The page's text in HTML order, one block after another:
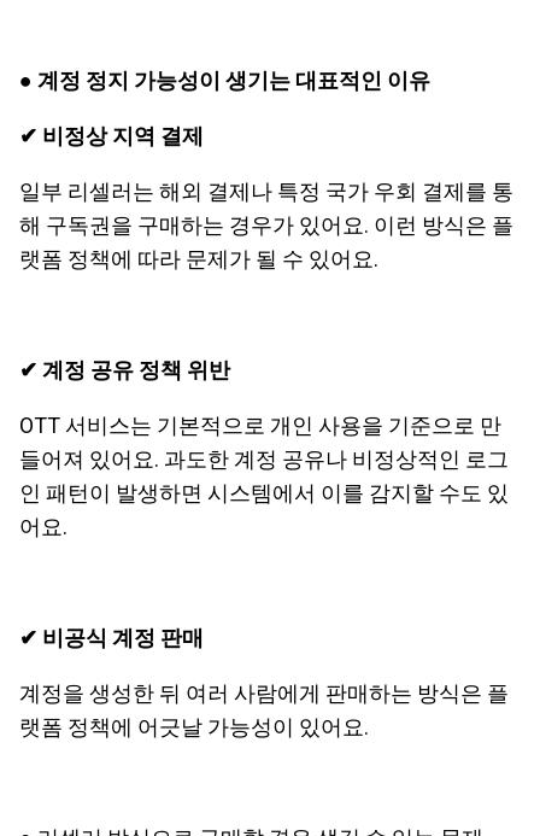
● 계정 정지 가능성이 생기는 대표적인 이유
✔ 비정상 지역 결제
일부 리셀러는 해외 결제나 특정 국가 우회 결제를 통
해 구독권을 구매하는 경우가 있어요. 이런 방식은 플
랫폼 정책에 따라 문제가 될 수 있어요.
✔ 계정 공유 정책 위반
OTT 서비스는 기본적으로 개인 사용을 기준으로 만
들어져 있어요. 과도한 계정 공유나 비정상적인 로그
인 패턴이 발생하면 시스템에서 이를 감지할 수도 있
어요.
✔ 비공식 계정 판매
계정을 생성한 뒤 여러 사람에게 판매하는 방식은 플
랫폼 정책에 어긋날 가능성이 있어요.